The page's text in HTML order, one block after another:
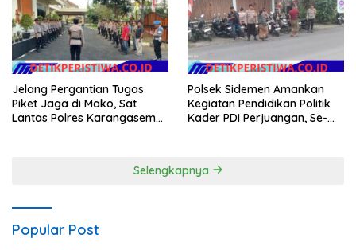
Jelang Pergantian Tugas
Piket Jaga di Mako, Sat
Lantas Polres Karangasem
Polsek Sidemen Amankan
Kegiatan Pendidikan Politik
Kader PDI Perjuangan, Se-
Selengkapnya
Popular Post